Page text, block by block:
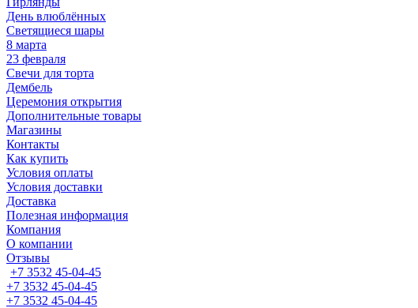
День влюблённых
Светящиеся шары
8 марта
23 февраля
Свечи для торта
Дембель
Церемония открытия
Дополнительные товары
Магазины
Контакты
Как купить
Условия оплаты
Условия доставки
Доставка
Полезная информация
Компания
О компании
Отзывы
+7 3532 45-04-45
+7 3532 45-04-45
+7 3532 45-04-45